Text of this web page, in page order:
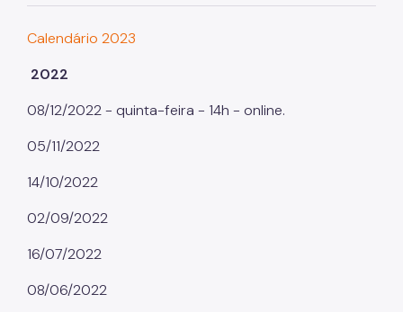
Meu Trampo é Empreender
Rango de Responsa - Food Wave
Semana das Juventudes
Pesquisa-Juventude e Pandemia
Calendário 2023
2022
08/12/2022 - quinta-feira - 14h - online.
05/11/2022
14/10/2022
02/09/2022
16/07/2022
08/06/2022